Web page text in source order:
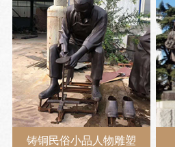
铸铜民俗小品人物雕塑